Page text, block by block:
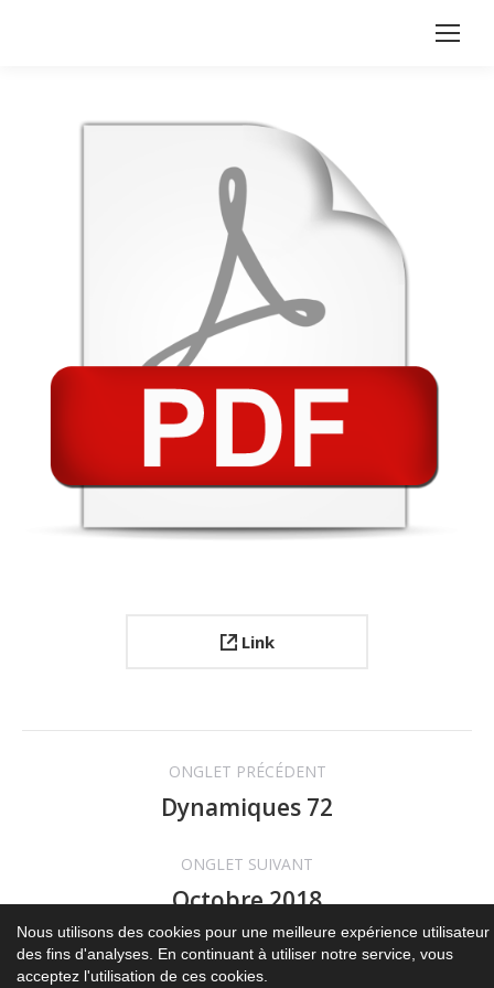
Link
Navigation
commentaire
ONGLET PRÉCÉDENT
Onglet
Dynamiques 72
ONGLET SUIVANT
Projets
similaires
Octobre 2018
Nous utilisons des cookies pour une meilleure expérience utilisateur
des fins d'analyses. En continuant à utiliser notre service, vous
acceptez l'utilisation de ces cookies.